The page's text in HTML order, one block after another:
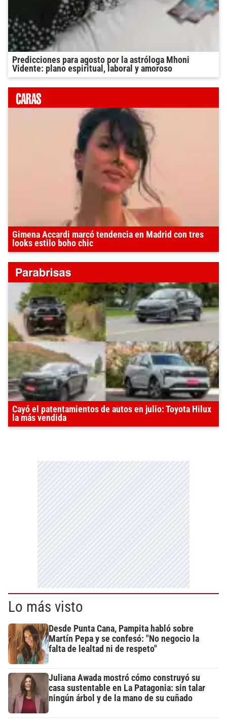
Predicciones para agosto por la astróloga Mhoni
Vidente: plano espiritual, laboral y amoroso
Gimena Accardi marcó tendencia en Madrid con tres
looks estilo boho chic
Cayó el patentamientos de autos en julio: Toyota Hilux
la más vendida
Lo más visto
Desde Punta Cana, Pampita habló sobre
Martín Pepa y se confesó: "No negocio la
falta de lealtad ni de respeto"
Juliana Awada mostró cómo construyó su
casa sustentable en La Patagonia: sin talar
ningún árbol y de la mano de su cuñado